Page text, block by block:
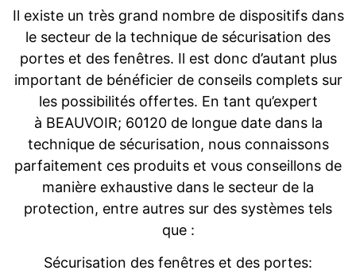
Il existe un très grand nombre de dispositifs dans
le secteur de la technique de sécurisation des
portes et des fenêtres. Il est donc d’autant plus
important de bénéficier de conseils complets sur
les possibilités offertes. En tant qu’expert
à BEAUVOIR; 60120 de longue date dans la
technique de sécurisation, nous connaissons
parfaitement ces produits et vous conseillons de
manière exhaustive dans le secteur de la
protection, entre autres sur des systèmes tels
que :
Sécurisation des fenêtres et des portes: